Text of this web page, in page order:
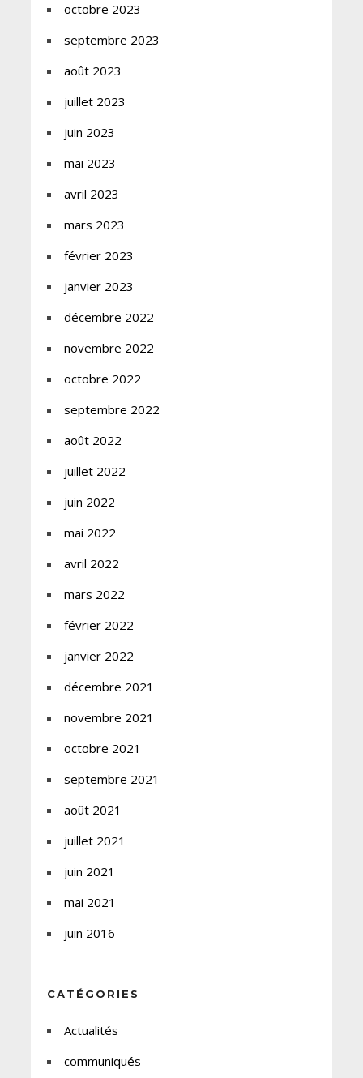
octobre 2023
septembre 2023
août 2023
juillet 2023
juin 2023
mai 2023
avril 2023
mars 2023
février 2023
janvier 2023
décembre 2022
novembre 2022
octobre 2022
septembre 2022
août 2022
juillet 2022
juin 2022
mai 2022
avril 2022
mars 2022
février 2022
janvier 2022
décembre 2021
novembre 2021
octobre 2021
septembre 2021
août 2021
juillet 2021
juin 2021
mai 2021
juin 2016
CATÉGORIES
Actualités
communiqués